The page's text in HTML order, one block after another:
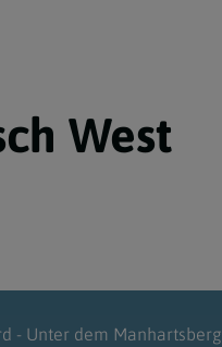
West
- Unter dem Manhartsberg